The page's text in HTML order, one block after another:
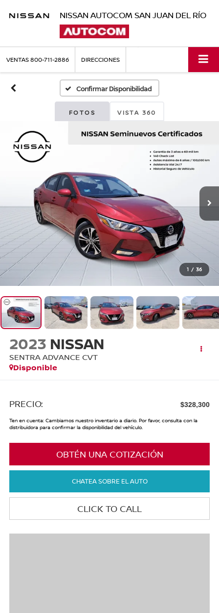
NISSAN AUTOCOM SAN JUAN DEL RÍO
VENTAS800-711-2886 DIRECCIONES
Confirmar Disponibilidad
FOTOS VISTA 360
1 / 36
2023 NISSAN
SENTRA ADVANCE CVT
Disponible
PRECIO: $328,300
Ten en cuenta: Cambiamos nuestro inventario a diario. Por favor, consulta con la
distribuidora para confirmar la disponibilidad del vehículo.
OBTÉN UNA COTIZACIÓN
CHATEA SOBRE EL AUTO
CLICK TO CALL